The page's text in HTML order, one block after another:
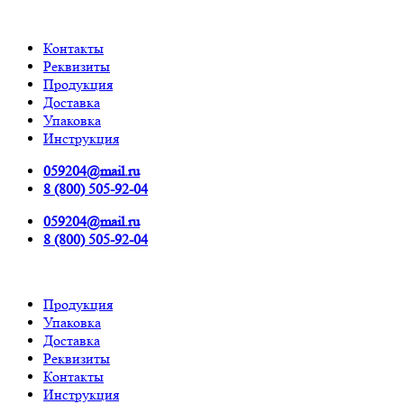
Контакты
Реквизиты
Продукция
Доставка
Упаковка
Инструкция
059204@mail.ru
8 (800) 505-92-04
059204@mail.ru
8 (800) 505-92-04
Продукция
Упаковка
Доставка
Реквизиты
Контакты
Инструкция